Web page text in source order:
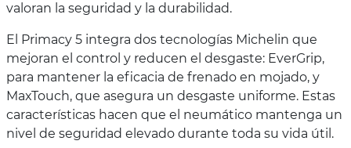
valoran la seguridad y la durabilidad.
El Primacy 5 integra dos tecnologías Michelin que
mejoran el control y reducen el desgaste: EverGrip,
para mantener la eficacia de frenado en mojado, y
MaxTouch, que asegura un desgaste uniforme. Estas
características hacen que el neumático mantenga un
nivel de seguridad elevado durante toda su vida útil.